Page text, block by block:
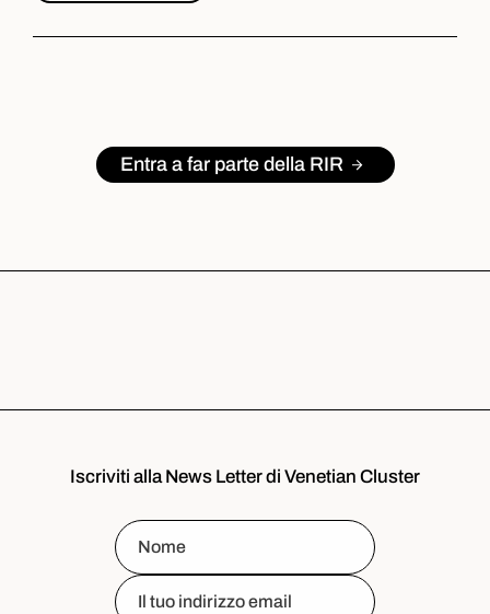
Entra a far parte della RIR
Iscriviti alla News Letter di Venetian Cluster